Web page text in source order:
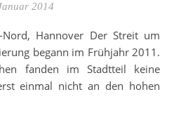
2014
begann im Frühjahr 2011.
fanden im Stadtteil keine
einmal nicht an den hohen